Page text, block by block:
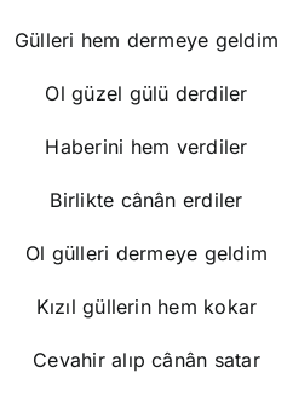
Gülleri hem dermeye geldim
Ol güzel gülü derdiler
Haberini hem verdiler
Birlikte cânân erdiler
Ol gülleri dermeye geldim
Kızıl güllerin hem kokar
Cevahir alıp cânân satar